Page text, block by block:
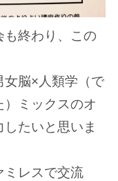
も終わり、この
女脳×人類学（で
）ミックスのオ
たいと思いま
ミレスで交流